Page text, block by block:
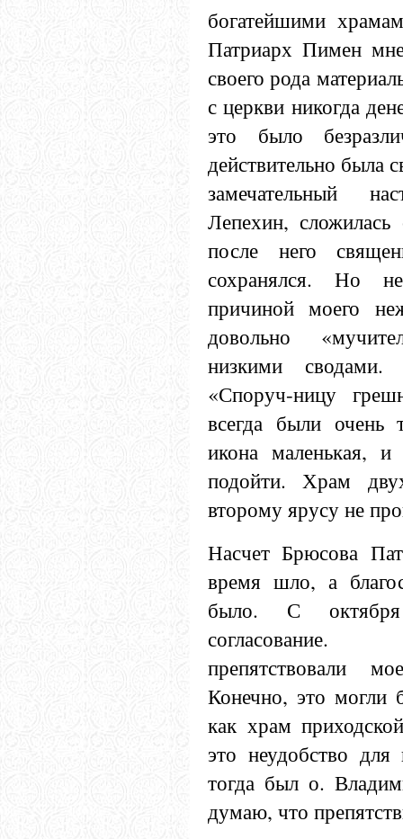
богатейшими
Патриарх Пимен
своего рода
с церкви никогда
это было
действительно была
замечательный
Лепехин,
после него
сохранялся. Но
причиной моего
довольно
низкими
«Споруч-ницу
всегда были очень
икона маленькая,
подойти. Храм
второму ярусу не
Насчет Брюсова
время шло, а
было. С
препятствовали
Конечно, это могли
как храм
это неудобство
тогда был о.
думаю, что